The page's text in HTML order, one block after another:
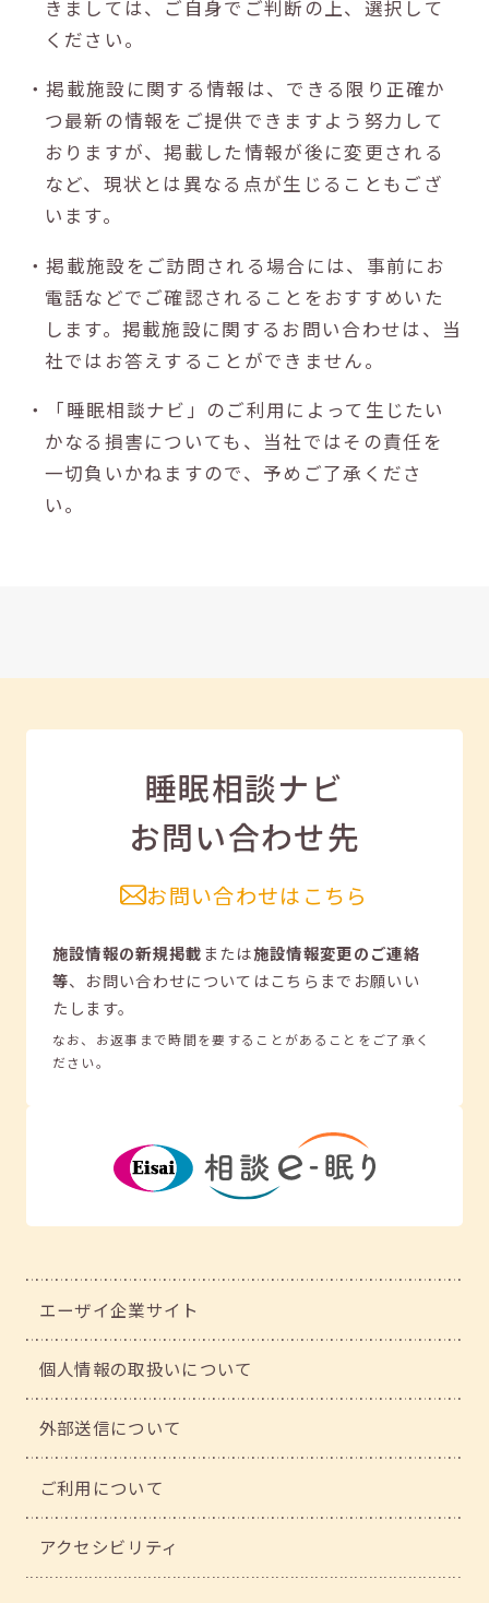
きましては、ご自身でご判断の上、選択して
ください。
・掲載施設に関する情報は、できる限り正確か
つ最新の情報をご提供できますよう努力して
おりますが、掲載した情報が後に変更される
など、現状とは異なる点が生じることもござ
います。
・掲載施設をご訪問される場合には、事前にお
電話などでご確認されることをおすすめいた
します。掲載施設に関するお問い合わせは、当
社ではお答えすることができません。
・「睡眠相談ナビ」のご利用によって生じたい
かなる損害についても、当社ではその責任を
一切負いかねますので、予めご了承くださ
い。
睡眠相談ナビ
お問い合わせ先
お問い合わせはこちら
施設情報の新規掲載または施設情報変更のご連絡
等、 お問い合わせについてはこちらまでお願いい
たします。
なお、お返事まで時間を要することがあることをご了承く
ださい。
エーザイ企業サイト
個人情報の取扱いについて
外部送信について
ご利用について
アクセシビリティ